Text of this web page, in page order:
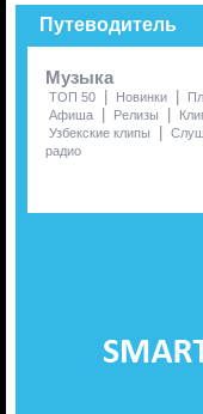
Путеводитель
Музыка
ТОП 50 | Новинки |
Афиша | Релизы |
Узбекские клипы |
радио